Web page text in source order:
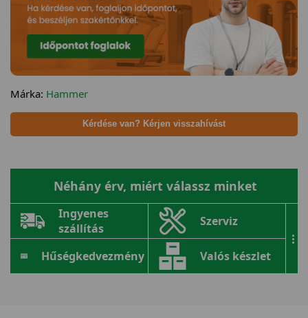
Márka: Hammer
Kérdése van? Kérjen visszahívást
Néhány érv, miért válassz minket
Ingyenes
szállítás
Szerviz
Hűségkedvezmény Valós készlet
...